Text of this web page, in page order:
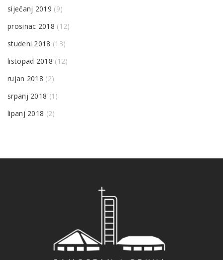
siječanj 2019 (9)
prosinac 2018 (12)
studeni 2018 (13)
listopad 2018 (12)
rujan 2018 (2)
srpanj 2018 (1)
lipanj 2018 (2)